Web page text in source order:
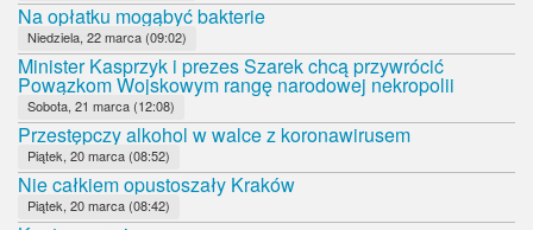
Na opłatku mogąbyć bakterie
Niedziela, 22 marca (09:02)
Minister Kasprzyk i prezes Szarek chcą przywrócić
Powązkom Wojskowym rangę narodowej nekropolii
Sobota, 21 marca (12:08)
Przestępczy alkohol w walce z koronawirusem
Piątek, 20 marca (08:52)
Nie całkiem opustoszały Kraków
Piątek, 20 marca (08:42)